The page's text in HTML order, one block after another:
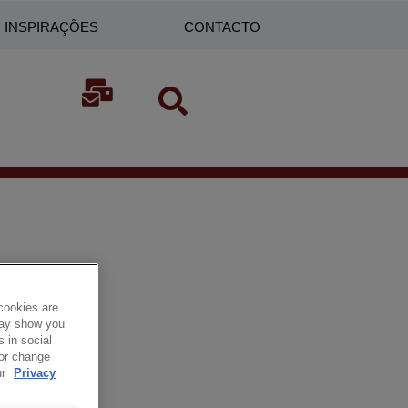
INSPIRAÇÕES CONTACTO
are
show you
in social
change
Privacy